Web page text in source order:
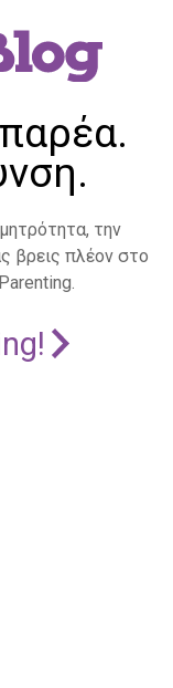
την
βρεις πλέον στο